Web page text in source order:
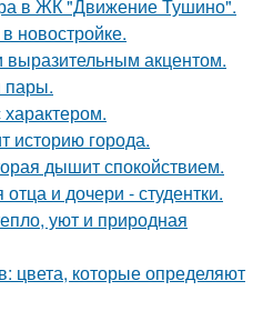
в ЖК "Движение Тушино".
новостройке.
выразительным акцентом.
пары.
историю города.
дышит спокойствием.
и дочери - студентки.
уют и природная
цвета, которые определяют